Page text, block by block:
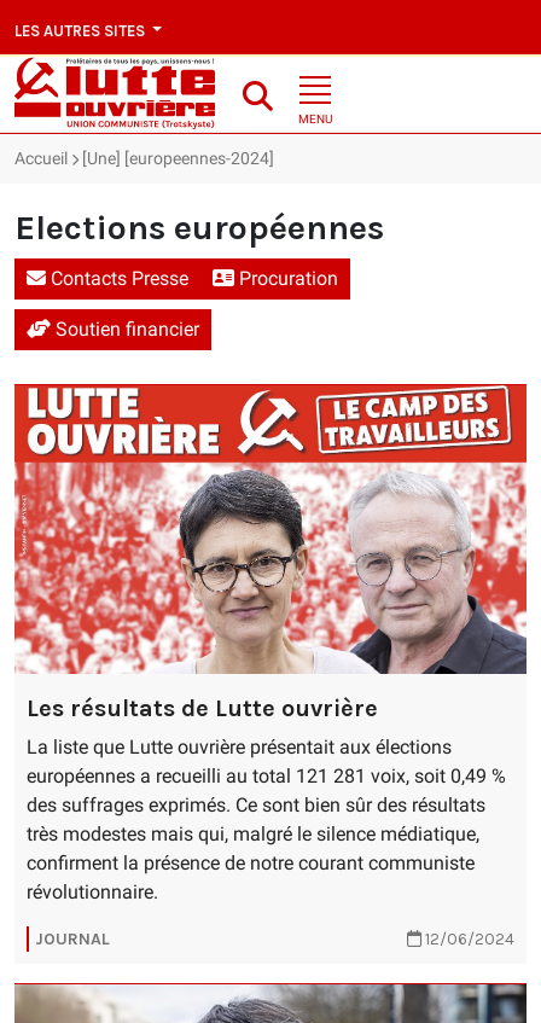
LES AUTRES SITES
MENU
Accueil [Une] [europeennes-2024]
Elections européennes
Contacts Presse Procuration
Soutien financier
Les résultats de Lutte ouvrière
La liste que Lutte ouvrière présentait aux élections
européennes a recueilli au total 121 281 voix, soit 0,49 %
des suffrages exprimés. Ce sont bien sûr des résultats
très modestes mais qui, malgré le silence médiatique,
confirment la présence de notre courant communiste
révolutionnaire.
JOURNAL 12/06/2024